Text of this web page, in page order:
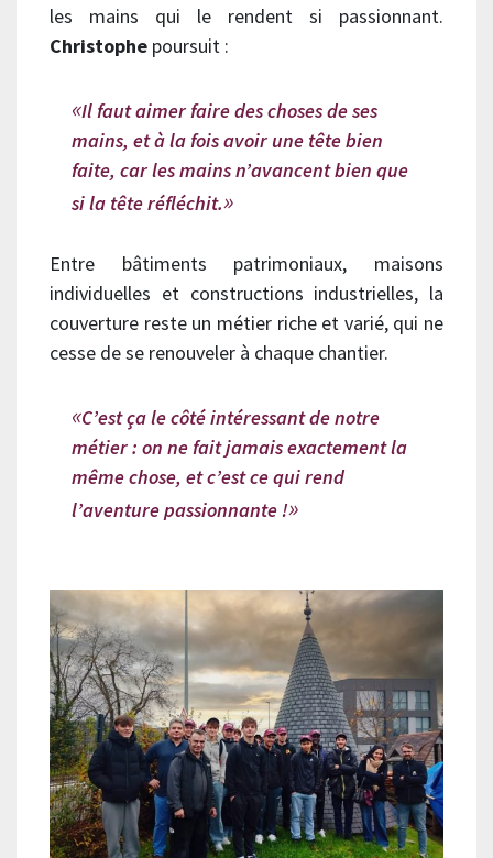
les mains qui le rendent si passionnant.
Christophe poursuit :
Il faut aimer faire des choses de ses
mains, et à la fois avoir une tête bien
faite, car les mains n’avancent bien que
si la tête réfléchit.
Entre bâtiments patrimoniaux, maisons
individuelles et constructions industrielles, la
couverture reste un métier riche et varié, qui ne
cesse de se renouveler à chaque chantier.
C’est ça le côté intéressant de notre
métier : on ne fait jamais exactement la
même chose, et c’est ce qui rend
l’aventure passionnante !